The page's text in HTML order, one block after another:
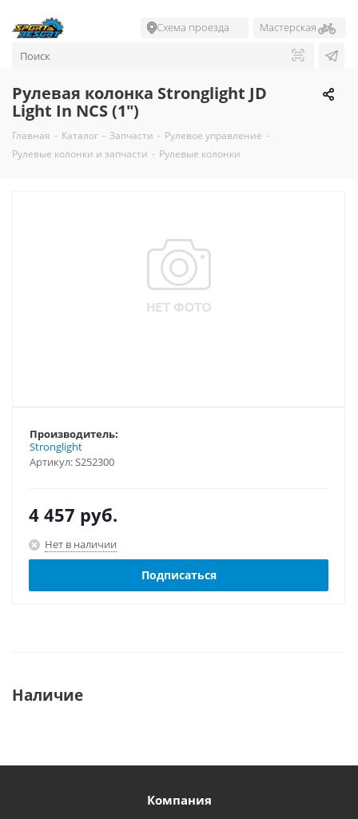
Схема проезда Мастерская
Рулевая колонка Stronglight JD
Light In NCS (1")
Главная - Каталог - Запчасти - Рулевое управление -
Рулевые колонки и запчасти - Рулевые колонки
Артикул:S252300
Производитель:
Stronglight
4 457 руб.
Нет в наличии
Подписаться
Наличие
Компания